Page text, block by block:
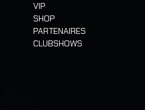
VIP
SHOP
PARTENAIRES
CLUBSHOWS